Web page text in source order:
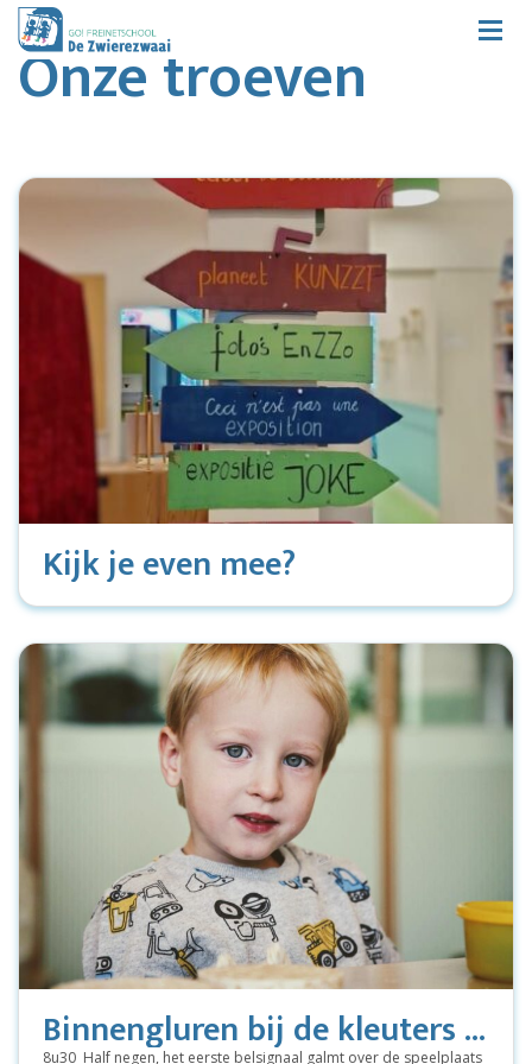
Onze troeven
Kijk je even mee?
Binnengluren bij de kleuters ...
8u30 Half negen, het eerste belsignaal galmt over de speelplaats